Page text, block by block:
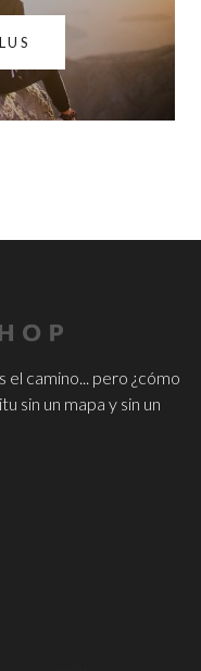
el camino... pero ¿cómo
sin un mapa y sin un